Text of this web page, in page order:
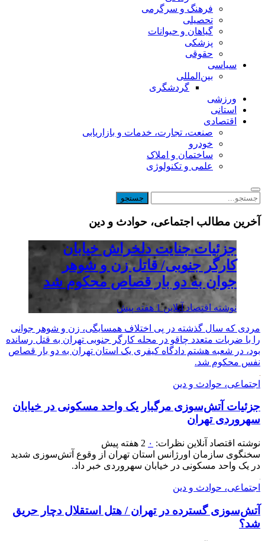
فرهنگ و سرگرمی
تحصیلی
گیاهان و حیوانات
پزشکی
حقوقی
سیاسی
بین‌المللی
گردشگری
ورزشی
استانی
اقتصادی
صنعت، تجارت، خدمات و بازاریابی
خودرو
ساختمان و املاک
علمی و تکنولوژی
آخرین مطالب اجتماعی، حوادث و دین
جزئیات جنایت دلخراش خیابان
کارگر جنوبی/ قاتل زن و شوهر
جوان به دو بار قصاص محکوم شد
نوشته اقتصاد آنلاین 1 هفته پیش
مردی که سال گذشته در پی اختلاف همسایگی، زن و شوهر جوانی
را با ضربات متعدد چاقو در محله کارگر جنوبی تهران به قتل رسانده
بود، در شعبه هشتم دادگاه کیفری یک استان تهران به دو بار قصاص
نفس محکوم شد.
اجتماعی، حوادث و دین
جزئیات آتش‌سوزی مرگبار یک واحد مسکونی در خیابان
سهروردی تهران
نوشته اقتصاد آنلاین نظرات: ۰ 2 هفته پیش
سخنگوی سازمان اورژانس استان تهران از وقوع آتش‌سوزی شدید
در یک واحد مسکونی در خیابان سهروردی خبر داد.
اجتماعی، حوادث و دین
آتش‌سوزی گسترده در تهران / هتل استقلال دچار حریق
شد؟